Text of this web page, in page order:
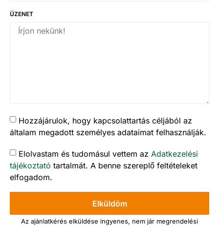
ÜZENET
Hozzájárulok, hogy kapcsolattartás céljából az
általam megadott személyes adataimat felhasználják.
Elolvastam és tudomásul vettem az Adatkezelési
tájékoztató tartalmát. A benne szereplő feltételeket
elfogadom.
Elküldöm
Az ajánlatkérés elküldése ingyenes, nem jár megrendelési